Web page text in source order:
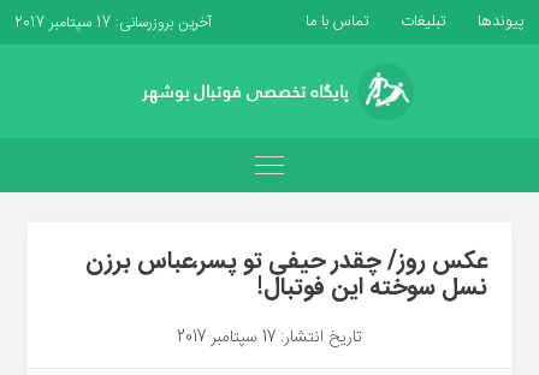
پیوندها تبلیغات تماس با ما آخرین بروزرسانی: 17 سپتامبر 2017
عکس روز/ چقدر حیفی تو پسر،عباس برزن
نسل سوخته این فوتبال!
تاریخ انتشار: 17 سپتامبر 2017